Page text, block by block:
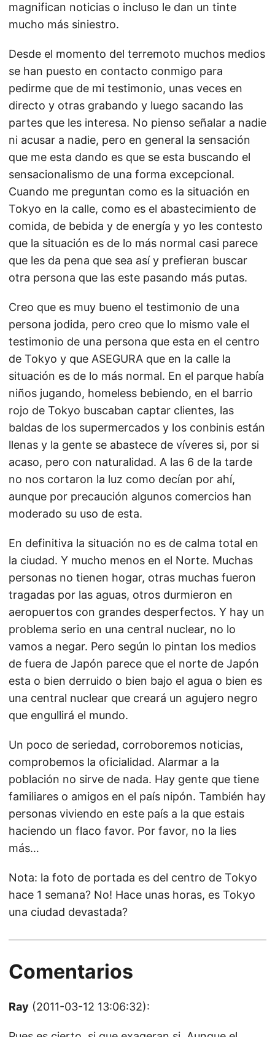
magnifican noticias o incluso le dan un tinte
mucho más siniestro.
Desde el momento del terremoto muchos medios
se han puesto en contacto conmigo para
pedirme que de mi testimonio, unas veces en
directo y otras grabando y luego sacando las
partes que les interesa. No pienso señalar a nadie
ni acusar a nadie, pero en general la sensación
que me esta dando es que se esta buscando el
sensacionalismo de una forma excepcional.
Cuando me preguntan como es la situación en
Tokyo en la calle, como es el abastecimiento de
comida, de bebida y de energía y yo les contesto
que la situación es de lo más normal casi parece
que les da pena que sea así y prefieran buscar
otra persona que las este pasando más putas.
Creo que es muy bueno el testimonio de una
persona jodida, pero creo que lo mismo vale el
testimonio de una persona que esta en el centro
de Tokyo y que ASEGURA que en la calle la
situación es de lo más normal. En el parque había
niños jugando, homeless bebiendo, en el barrio
rojo de Tokyo buscaban captar clientes, las
baldas de los supermercados y los conbinis están
llenas y la gente se abastece de víveres si, por si
acaso, pero con naturalidad. A las 6 de la tarde
no nos cortaron la luz como decían por ahí,
aunque por precaución algunos comercios han
moderado su uso de esta.
En definitiva la situación no es de calma total en
la ciudad. Y mucho menos en el Norte. Muchas
personas no tienen hogar, otras muchas fueron
tragadas por las aguas, otros durmieron en
aeropuertos con grandes desperfectos. Y hay un
problema serio en una central nuclear, no lo
vamos a negar. Pero según lo pintan los medios
de fuera de Japón parece que el norte de Japón
esta o bien derruido o bien bajo el agua o bien es
una central nuclear que creará un agujero negro
que engullirá el mundo.
Un poco de seriedad, corroboremos noticias,
comprobemos la oficialidad. Alarmar a la
población no sirve de nada. Hay gente que tiene
familiares o amigos en el país nipón. También hay
personas viviendo en este país a la que estais
haciendo un flaco favor. Por favor, no la lies
más…
Nota: la foto de portada es del centro de Tokyo
hace 1 semana? No! Hace unas horas, es Tokyo
una ciudad devastada?
Comentarios
Ray (2011-03-12 13:06:32):